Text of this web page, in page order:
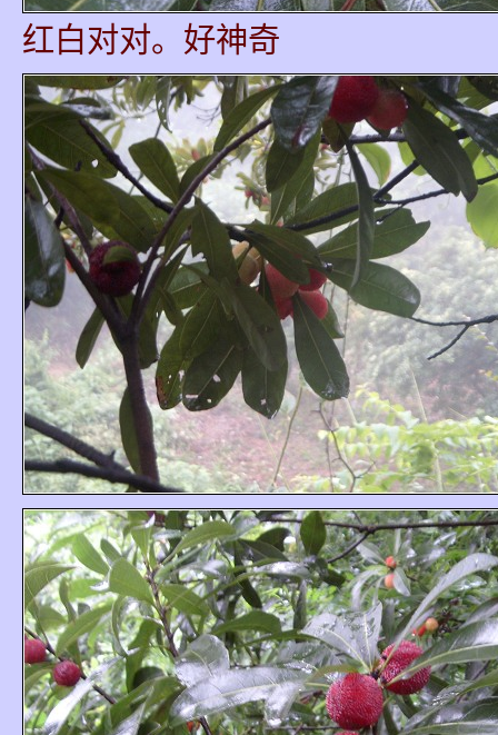
红白对对。好神奇